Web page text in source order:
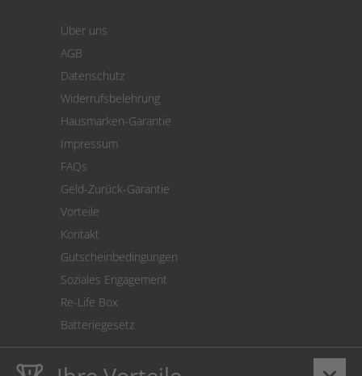
Cookie Einstellungen
Über uns
AGB
Datenschutz
Widerrufsbelehrung
Hausmarken-Garantie
Impressum
FAQs
Geld-Zurück-Garantie
Vorteile
Kontakt
Gutscheinbedingungen
Soziales Engagement
Re-Life Box
Batteriegesetz